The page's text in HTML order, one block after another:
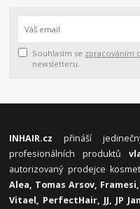
Souhlasím se zpracováním
newsletteru.
INHAIR.cz přináší
profesionálních produktů
autorizovaný prodejce
Alea, Tomas Arsov, Framesi,
Vitael, PerfectHair, JJ, JP